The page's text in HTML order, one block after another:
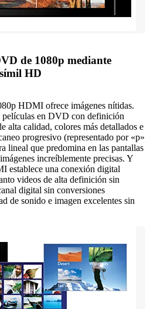
de 1080p mediante
HD
HDMI ofrece imágenes nítidas.
películas en DVD con definición
alta calidad, colores más detallados e
progresivo (representado por «p»
lineal que predomina en las pantallas
increíblemente precisas. Y
establece una conexión digital
videos de alta definición sin
digital sin conversiones
de sonido e imagen excelentes sin